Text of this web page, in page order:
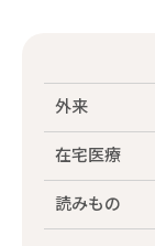
外来
在宅医療
読みもの